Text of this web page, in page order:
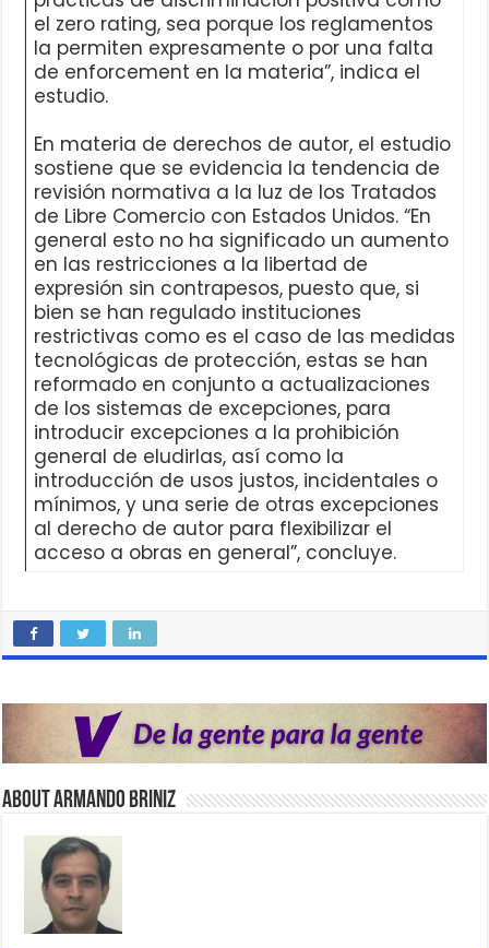
el zero rating, sea porque los reglamentos
la permiten expresamente o por una falta
de enforcement en la materia”, indica el
estudio.
En materia de derechos de autor, el estudio
sostiene que se evidencia la tendencia de
revisión normativa a la luz de los Tratados
de Libre Comercio con Estados Unidos. “En
general esto no ha significado un aumento
en las restricciones a la libertad de
expresión sin contrapesos, puesto que, si
bien se han regulado instituciones
restrictivas como es el caso de las medidas
tecnológicas de protección, estas se han
reformado en conjunto a actualizaciones
de los sistemas de excepciones, para
introducir excepciones a la prohibición
general de eludirlas, así como la
introducción de usos justos, incidentales o
mínimos, y una serie de otras excepciones
al derecho de autor para flexibilizar el
acceso a obras en general”, concluye.
About Armando Briniz